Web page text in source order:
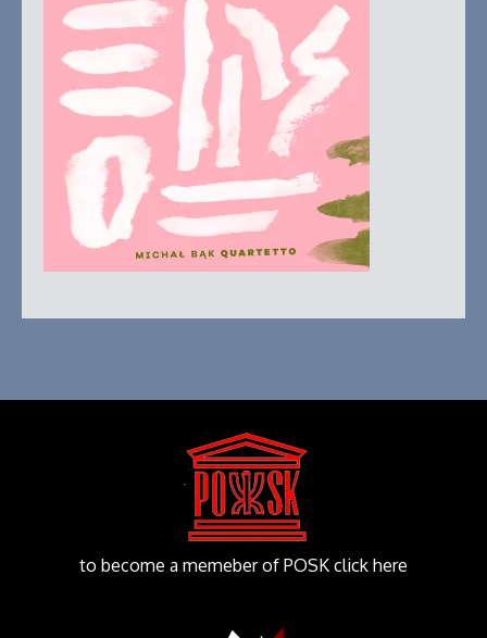
to become a memeber of POSK click here